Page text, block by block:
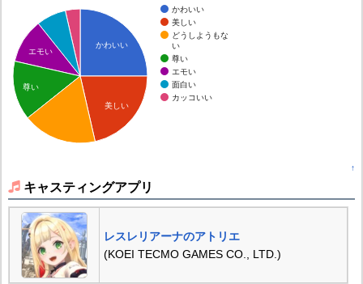
かわいい
美しい
どうしようもな
い
尊い
エモい
面白い
カッコいい
かわいい
美しい
エモい
尊い
↑
キャスティングアプリ
レスレリアーナのアトリエ
(KOEI TECMO GAMES CO., LTD.)